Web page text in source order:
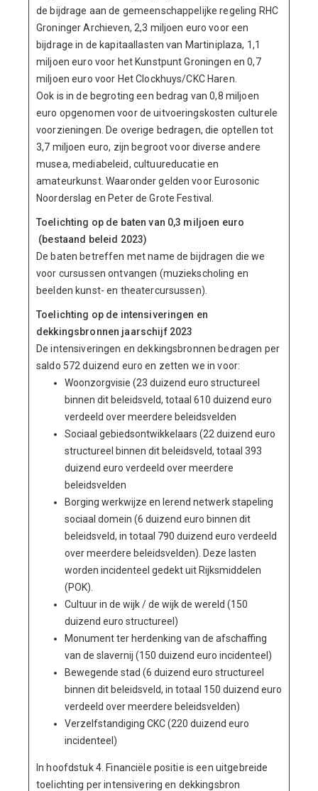
de bijdrage aan de gemeenschappelijke regeling RHC
Groninger Archieven, 2,3 miljoen euro voor een
bijdrage in de kapitaallasten van Martiniplaza, 1,1
miljoen euro voor het Kunstpunt Groningen en 0,7
miljoen euro voor Het Clockhuys/CKC Haren.
Ook is in de begroting een bedrag van 0,8 miljoen
euro opgenomen voor de uitvoeringskosten culturele
voorzieningen. De overige bedragen, die optellen tot
3,7 miljoen euro, zijn begroot voor diverse andere
musea, mediabeleid, cultuureducatie en
amateurkunst. Waaronder gelden voor Eurosonic
Noorderslag en Peter de Grote Festival.
Toelichting op de baten van 0,3 miljoen euro
(bestaand beleid 2023)
De baten betreffen met name de bijdragen die we
voor cursussen ontvangen (muziekscholing en
beelden kunst- en theatercursussen).
Toelichting op de intensiveringen en
dekkingsbronnen jaarschijf 2023
De intensiveringen en dekkingsbronnen bedragen per
saldo 572 duizend euro en zetten we in voor:
Woonzorgvisie (23 duizend euro structureel
binnen dit beleidsveld, totaal 610 duizend euro
verdeeld over meerdere beleidsvelden
Sociaal gebiedsontwikkelaars (22 duizend euro
structureel binnen dit beleidsveld, totaal 393
duizend euro verdeeld over meerdere
beleidsvelden
Borging werkwijze en lerend netwerk stapeling
sociaal domein (6 duizend euro binnen dit
beleidsveld, in totaal 790 duizend euro verdeeld
over meerdere beleidsvelden). Deze lasten
worden incidenteel gedekt uit Rijksmiddelen
(POK).
Cultuur in de wijk / de wijk de wereld (150
duizend euro structureel)
Monument ter herdenking van de afschaffing
van de slavernij (150 duizend euro incidenteel)
Bewegende stad (6 duizend euro structureel
binnen dit beleidsveld, in totaal 150 duizend euro
verdeeld over meerdere beleidsvelden)
Verzelfstandiging CKC (220 duizend euro
incidenteel)
In hoofdstuk 4. Financiële positie is een uitgebreide
toelichting per intensivering en dekkingsbron